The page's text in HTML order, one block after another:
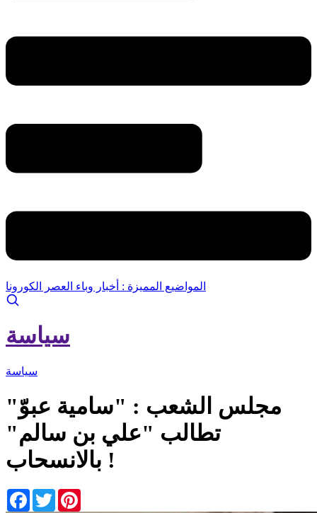
المواضيع المميزة : أخبار وباء العصر الكورونا
سياسة
سياسة
مجلس الشعب : "سامية عبوّ"
تطالب "علي بن سالم"
بالانسحاب !
Facebook
Twitter